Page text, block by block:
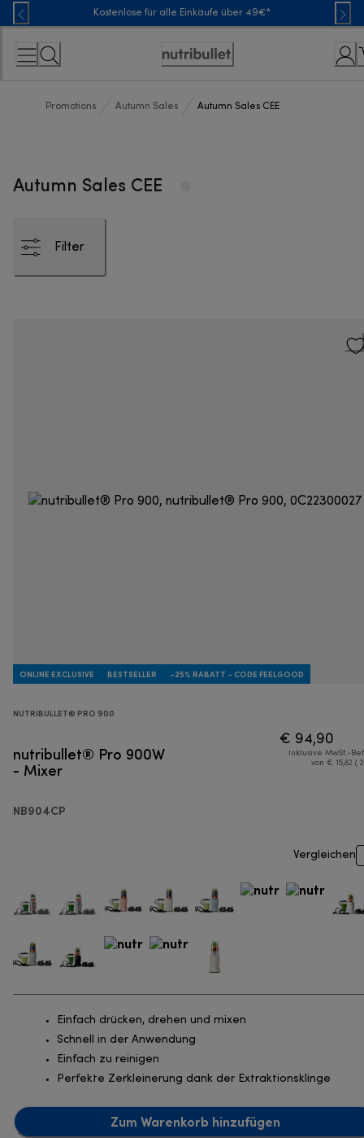
Skip
to
Content
Kostenlose für alle Einkäufe über 49€*
Erklärung
Zugänglichkeit
Promotions Autumn Sales Autumn Sales CEE
Autumn Sales CEE
Filter
ONLINE EXCLUSIVE BESTSELLER -25% RABATT - CODE FEELGOOD
NUTRIBULLET® PRO 900
nutribullet® Pro 900W
- Mixer
NB904CP
€ 94,90
Inklusive MwSt.-
von € 15,82 (
Vergleichen
Einfach drücken, drehen und mixen
Schnell in der Anwendung
Einfach zu reinigen
Perfekte Zerkleinerung dank der Extraktionsklinge
Zum Warenkorb hinzufügen